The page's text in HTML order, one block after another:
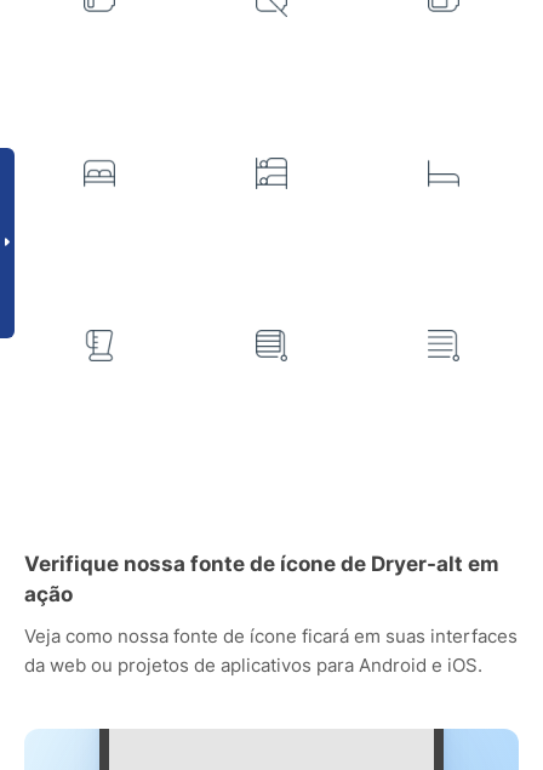
Verifique nossa fonte de ícone de Dryer-alt em
ação
Veja como nossa fonte de ícone ficará em suas interfaces
da web ou projetos de aplicativos para Android e iOS.